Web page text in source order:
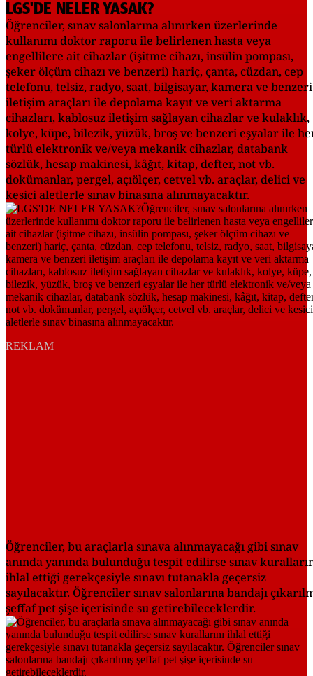
LGS'DE NELER YASAK?
Öğrenciler, sınav salonlarına alınırken üzerlerinde
kullanımı doktor raporu ile belirlenen hasta veya
engellilere ait cihazlar (işitme cihazı, insülin pompası,
şeker ölçüm cihazı ve benzeri) hariç, çanta, cüzdan, cep
telefonu, telsiz, radyo, saat, bilgisayar, kamera ve benzeri
iletişim araçları ile depolama kayıt ve veri aktarma
cihazları, kablosuz iletişim sağlayan cihazlar ve kulaklık,
kolye, küpe, bilezik, yüzük, broş ve benzeri eşyalar ile
türlü elektronik ve/veya mekanik cihazlar, databank
sözlük, hesap makinesi, kâğıt, kitap, defter, not vb.
dokümanlar, pergel, açıölçer, cetvel vb. araçlar, delici ve
kesici aletlerle sınav binasına alınmayacaktır.
REKLAM
Öğrenciler, bu araçlarla sınava alınmayacağı gibi sınav
anında yanında bulunduğu tespit edilirse sınav
ihlal ettiği gerekçesiyle sınavı tutanakla geçersiz
sayılacaktır. Öğrenciler sınav salonlarına bandajı
şeffaf pet şişe içerisinde su getirebileceklerdir.